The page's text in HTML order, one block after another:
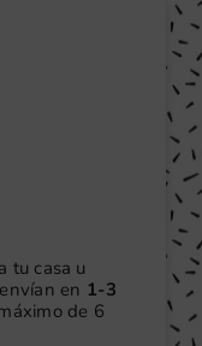
tu casa u
en 1-3
de 6